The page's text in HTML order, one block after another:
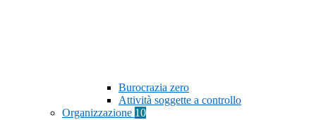
Burocrazia zero
Attività soggette a controllo
Organizzazione 10